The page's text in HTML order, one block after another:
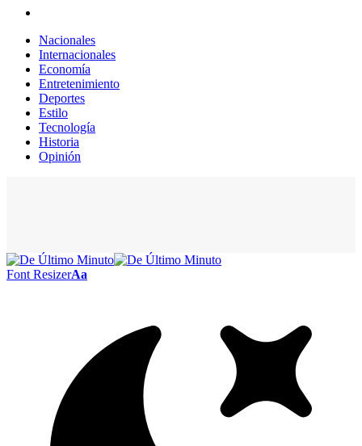
Nacionales
Internacionales
Economía
Entretenimiento
Deportes
Estilo
Tecnología
Historia
Opinión
Font ResizerAa